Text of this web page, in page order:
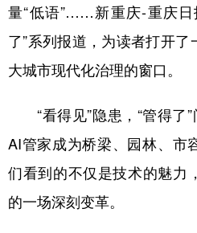
量“低语”……新重庆-重庆日
了”系列报道，为读者打开
大城市现代化治理的窗口。
“看得见”隐患，“管得了”
AI管家成为桥梁、园林、市
们看到的不仅是技术的魅力
的一场深刻变革。